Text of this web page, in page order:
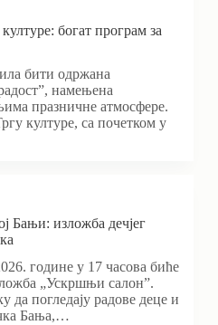
богат програм за
бити одржана
намењена
празничне атмосфере.
културе, са почетком у
Бањи: изложба дечјег
године у 17 часова биће
„Ускршњи салон”.
погледају радове деце и
Бања,…